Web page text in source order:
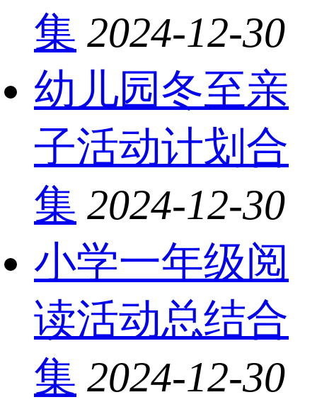
集 2024-12-30
幼儿园冬至亲
子活动计划合
集 2024-12-30
小学一年级阅
读活动总结合
集 2024-12-30